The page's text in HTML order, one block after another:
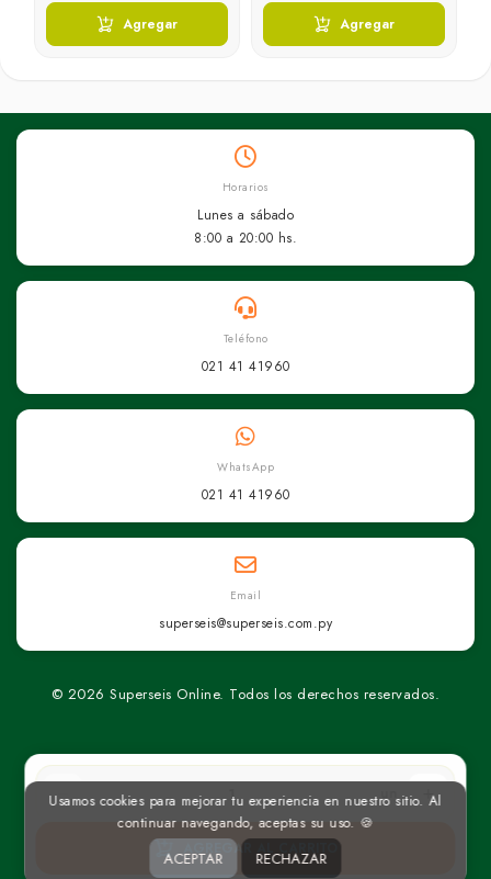
un
AGREGAR AL CARRITO
Agregar Agregar
Horarios
Lunes a sábado
8:00 a 20:00 hs.
Teléfono
021 41 41960
WhatsApp
021 41 41960
Email
superseis@superseis.com.py
© 2026 Superseis Online. Todos los derechos reservados.
Usamos cookies para mejorar tu experiencia en nuestro sitio. Al
continuar navegando, aceptas su uso. 🍪
ACEPTAR RECHAZAR